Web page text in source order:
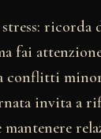
stress:
fai
a conflitti
invita a